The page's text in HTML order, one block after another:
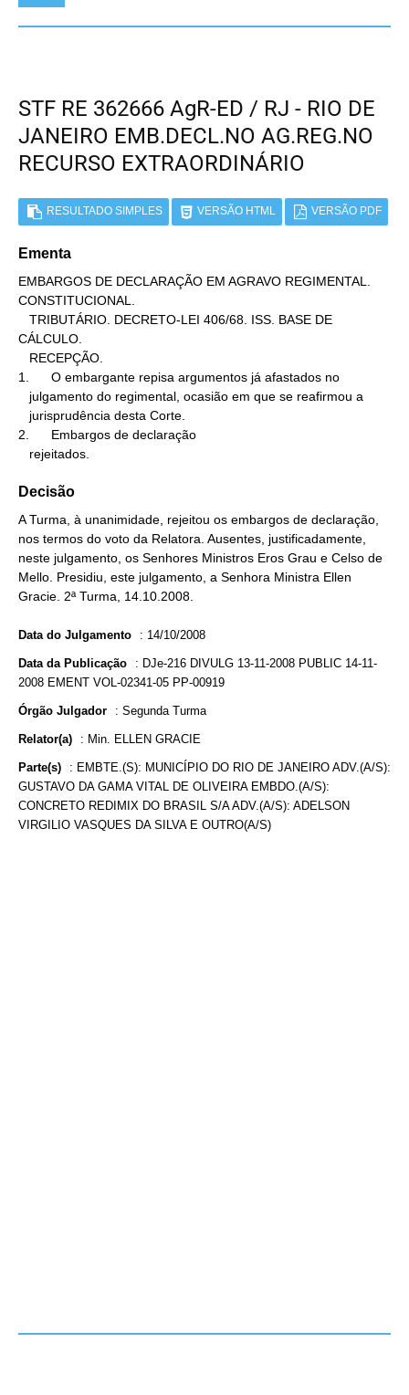
STF RE 362666 AgR-ED / RJ - RIO DE
JANEIRO EMB.DECL.NO AG.REG.NO
RECURSO EXTRAORDINÁRIO
RESULTADO SIMPLES VERSÃO HTML VERSÃO PDF
Ementa
EMBARGOS DE DECLARAÇÃO EM AGRAVO REGIMENTAL.
CONSTITUCIONAL.
CÁLCULO.
1.      O embargante repisa argumentos já afastados no
2.      Embargos de declaração
   rejeitados.
Decisão
A Turma, à unanimidade, rejeitou os embargos de declaração,
nos termos do voto da Relatora. Ausentes, justificadamente,
neste julgamento, os Senhores Ministros Eros Grau e Celso de
Mello. Presidiu, este julgamento, a Senhora Ministra Ellen
Gracie. 2ª Turma, 14.10.2008.
Data do Julgamento : 14/10/2008
Data da Publicação : DJe-216 DIVULG 13-11-2008 PUBLIC 14-11-
2008 EMENT VOL-02341-05 PP-00919
Órgão Julgador : Segunda Turma
Relator(a) : Min. ELLEN GRACIE
Parte(s) : EMBTE.(S): MUNICÍPIO DO RIO DE JANEIRO ADV.(A/S):
GUSTAVO DA GAMA VITAL DE OLIVEIRA EMBDO.(A/S):
CONCRETO REDIMIX DO BRASIL S/A ADV.(A/S): ADELSON
VIRGILIO VASQUES DA SILVA E OUTRO(A/S)